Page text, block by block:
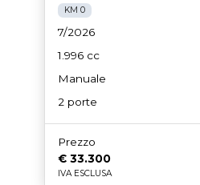
KM 0
7/2026
1.996 cc
Manuale
2 porte
Prezzo
€ 33.300
IVA ESCLUSA